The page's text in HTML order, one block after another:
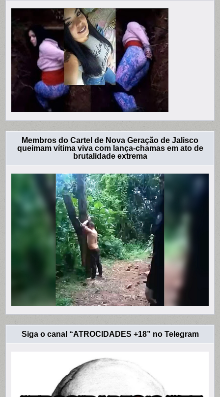
Membros do Cartel de Nova Geração de Jalisco
queimam vítima viva com lança-chamas em ato de
brutalidade extrema
Siga o canal “ATROCIDADES +18” no Telegram